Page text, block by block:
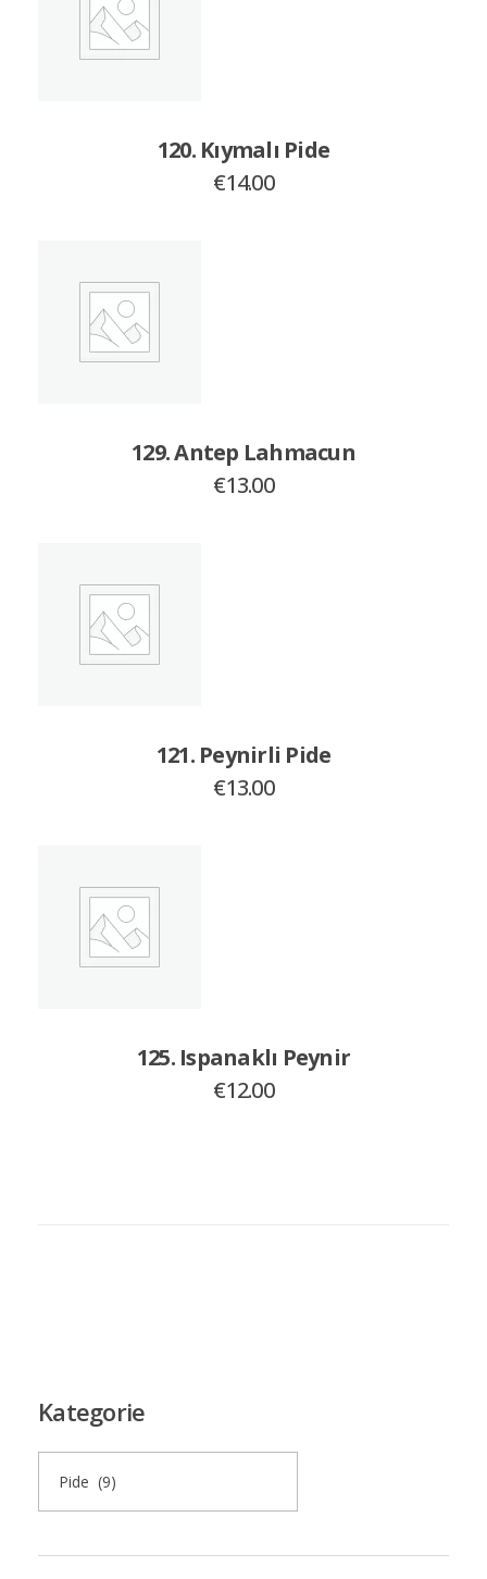
120. Kıymalı Pide
€14.00
129. Antep Lahmacun
€13.00
121. Peynirli Pide
€13.00
125. Ispanaklı Peynir
€12.00
Kategorie